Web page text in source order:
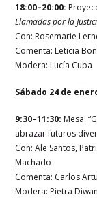
18:00–20:00:
Llamadas por la
Con: Rosemarie
Comenta: Leticia
Modera: Lucía Cuba
Sábado 24 de
9:30–11:30: Mesa:
abrazar futuros
Con: Ale Santos,
Machado
Comenta: Carlos
Modera: Pietra Diwan